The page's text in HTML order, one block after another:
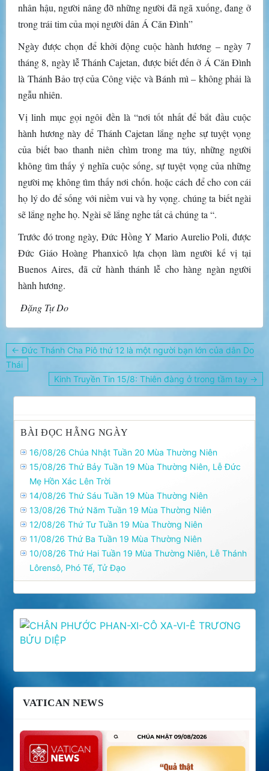
nhân hậu, người nâng đỡ những người đã ngã xuống, đang ở
trong trái tim của mọi người dân Á Căn Đình”
Ngày được chọn để khởi động cuộc hành hương – ngày 7
tháng 8, ngày lễ Thánh Cajetan, được biết đến ở Á Căn Đình
là Thánh Bảo trợ của Công việc và Bánh mì – không phải là
ngẫu nhiên.
Vị linh mục gọi ngôi đền là “nơi tốt nhất để bắt đầu cuộc
hành hương này để Thánh Cajetan lắng nghe sự tuyệt vọng
của biết bao thanh niên chìm trong ma túy, những người
không tìm thấy ý nghĩa cuộc sống, sự tuyệt vọng của những
người mẹ không tìm thấy nơi chốn. hoặc cách để cho con cái
họ lý do để sống với niềm vui và hy vọng. chúng ta biết ngài
sẽ lắng nghe họ. Ngài sẽ lắng nghe tất cả chúng ta “.
Trước đó trong ngày, Đức Hồng Y Mario Aurelio Poli, được
Đức Giáo Hoàng Phanxicô lựa chọn làm người kế vị tại
Buenos Aires, đã cử hành thánh lễ cho hàng ngàn người
hành hương.
Đặng Tự Do
Điều
hướng
bài
← Đức Thánh Cha Piô thứ 12 là một người bạn lớn của dân Do
Thái
Kinh Truyền Tin 15/8: Thiên đàng ở trong tầm tay →
BÀI ĐỌC HẰNG NGÀY
16/08/26 Chúa Nhật Tuần 20 Mùa Thường Niên
15/08/26 Thứ Bảy Tuần 19 Mùa Thường Niên, Lễ Ðức
Mẹ Hồn Xác Lên Trời
14/08/26 Thứ Sáu Tuần 19 Mùa Thường Niên
13/08/26 Thứ Năm Tuần 19 Mùa Thường Niên
12/08/26 Thứ Tư Tuần 19 Mùa Thường Niên
11/08/26 Thứ Ba Tuần 19 Mùa Thường Niên
10/08/26 Thứ Hai Tuần 19 Mùa Thường Niên, Lễ Thánh
Lôrensô, Phó Tế, Tử Ðạo
VATICAN NEWS